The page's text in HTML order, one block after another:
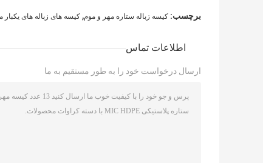
برچسب: کیسه زباله ستاره مهر و موم, کیسه های زباله های
اطلاعات تماس
ارسال درخواست خود را به طور مستقیم به ما